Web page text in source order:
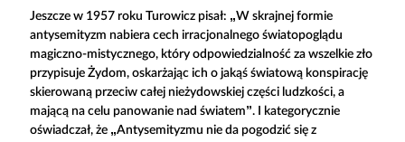
Jeszcze w 1957 roku Turowicz pisał: „W skrajnej formie
antysemityzm nabiera cech irracjonalnego światopoglądu
magiczno-mistycznego, który odpowiedzialność za wszelkie zło
przypisuje Żydom, oskarżając ich o jakąś światową konspirację
skierowaną przeciw całej nieżydowskiej części ludzkości, a
mającą na celu panowanie nad światem”. I kategorycznie
oświadczał, że „Antysemityzmu nie da pogodzić się z